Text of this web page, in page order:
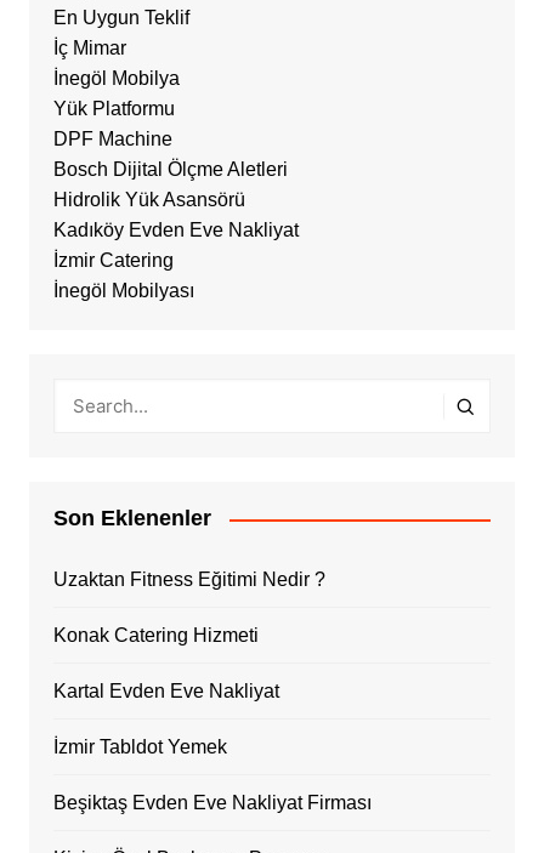
En Uygun Teklif
İç Mimar
İnegöl Mobilya
Yük Platformu
DPF Machine
Bosch Dijital Ölçme Aletleri
Hidrolik Yük Asansörü
Kadıköy Evden Eve Nakliyat
İzmir Catering
İnegöl Mobilyası
Son Eklenenler
Uzaktan Fitness Eğitimi Nedir ?
Konak Catering Hizmeti
Kartal Evden Eve Nakliyat
İzmir Tabldot Yemek
Beşiktaş Evden Eve Nakliyat Firması